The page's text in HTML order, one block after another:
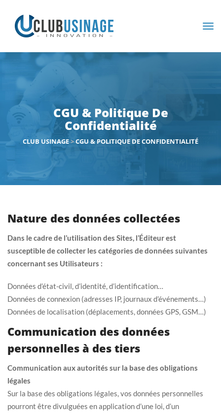
CGU & Politique De
Confidentialité
CLUB USINAGE>CGU & POLITIQUE DE CONFIDENTIALITÉ
Nature des données collectées
Dans le cadre de l’utilisation des Sites, l’Éditeur est
susceptible de collecter les catégories de données suivantes
concernant ses Utilisateurs :
Données d’état-civil, d’identité, d’identification…
Données de connexion (adresses IP, journaux d’événements…)
Données de localisation (déplacements, données GPS, GSM…)
Communication des données
personnelles à des tiers
Communication aux autorités sur la base des obligations
légales
Sur la base des obligations légales, vos données personnelles
pourront être divulguées en application d’une loi, d’un